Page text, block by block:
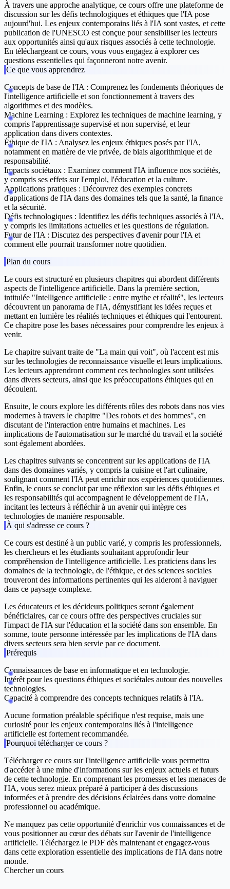
À travers une approche analytique, ce cours offre une plateforme de
discussion sur les défis technologiques et éthiques que l'IA pose
aujourd'hui. Les enjeux contemporains liés à l'IA sont vastes, et cette
publication de l'UNESCO est conçue pour sensibiliser les lecteurs
aux opportunités ainsi qu'aux risques associés à cette technologie.
En téléchargeant ce cours, vous vous engagez à explorer ces
questions essentielles qui façonneront notre avenir.
Ce que vous apprendrez
Concepts de base de l'IA : Comprenez les fondements théoriques de
l'intelligence artificielle et son fonctionnement à travers des
algorithmes et des modèles.
Machine Learning : Explorez les techniques de machine learning, y
compris l'apprentissage supervisé et non supervisé, et leur
application dans divers contextes.
Éthique de l'IA : Analysez les enjeux éthiques posés par l'IA,
notamment en matière de vie privée, de biais algorithmique et de
responsabilité.
Impacts sociétaux : Examinez comment l'IA influence nos sociétés,
y compris ses effets sur l'emploi, l'éducation et la culture.
Applications pratiques : Découvrez des exemples concrets
d'applications de l'IA dans des domaines tels que la santé, la finance
et la sécurité.
Défis technologiques : Identifiez les défis techniques associés à l'IA,
y compris les limitations actuelles et les questions de régulation.
Futur de l'IA : Discutez des perspectives d'avenir pour l'IA et
comment elle pourrait transformer notre quotidien.
Plan du cours
Le cours est structuré en plusieurs chapitres qui abordent différents
aspects de l'intelligence artificielle. Dans la première section,
intitulée "Intelligence artificielle : entre mythe et réalité", les lecteurs
découvrent un panorama de l'IA, démystifiant les idées reçues et
mettant en lumière les réalités techniques et éthiques qui l'entourent.
Ce chapitre pose les bases nécessaires pour comprendre les enjeux à
venir.
Le chapitre suivant traite de "La main qui voit", où l'accent est mis
sur les technologies de reconnaissance visuelle et leurs implications.
Les lecteurs apprendront comment ces technologies sont utilisées
dans divers secteurs, ainsi que les préoccupations éthiques qui en
découlent.
Ensuite, le cours explore les différents rôles des robots dans nos vies
modernes à travers le chapitre "Des robots et des hommes", en
discutant de l'interaction entre humains et machines. Les
implications de l'automatisation sur le marché du travail et la société
sont également abordées.
Les chapitres suivants se concentrent sur les applications de l'IA
dans des domaines variés, y compris la cuisine et l'art culinaire,
soulignant comment l'IA peut enrichir nos expériences quotidiennes.
Enfin, le cours se conclut par une réflexion sur les défis éthiques et
les responsabilités qui accompagnent le développement de l'IA,
incitant les lecteurs à réfléchir à un avenir qui intègre ces
technologies de manière responsable.
À qui s'adresse ce cours ?
Ce cours est destiné à un public varié, y compris les professionnels,
les chercheurs et les étudiants souhaitant approfondir leur
compréhension de l'intelligence artificielle. Les praticiens dans les
domaines de la technologie, de l'éthique, et des sciences sociales
trouveront des informations pertinentes qui les aideront à naviguer
dans ce paysage complexe.
Les éducateurs et les décideurs politiques seront également
bénéficiaires, car ce cours offre des perspectives cruciales sur
l'impact de l'IA sur l'éducation et la société dans son ensemble. En
somme, toute personne intéressée par les implications de l'IA dans
divers secteurs sera bien servie par ce document.
Prérequis
Connaissances de base en informatique et en technologie.
Intérêt pour les questions éthiques et sociétales autour des nouvelles
technologies.
Capacité à comprendre des concepts techniques relatifs à l'IA.
Aucune formation préalable spécifique n'est requise, mais une
curiosité pour les enjeux contemporains liés à l'intelligence
artificielle est fortement recommandée.
Pourquoi télécharger ce cours ?
Télécharger ce cours sur l'intelligence artificielle vous permettra
d'accéder à une mine d'informations sur les enjeux actuels et futurs
de cette technologie. En comprenant les promesses et les menaces de
l'IA, vous serez mieux préparé à participer à des discussions
informées et à prendre des décisions éclairées dans votre domaine
professionnel ou académique.
Ne manquez pas cette opportunité d'enrichir vos connaissances et de
vous positionner au cœur des débats sur l'avenir de l'intelligence
artificielle. Téléchargez le PDF dès maintenant et engagez-vous
dans cette exploration essentielle des implications de l'IA dans notre
monde.
Chercher un cours